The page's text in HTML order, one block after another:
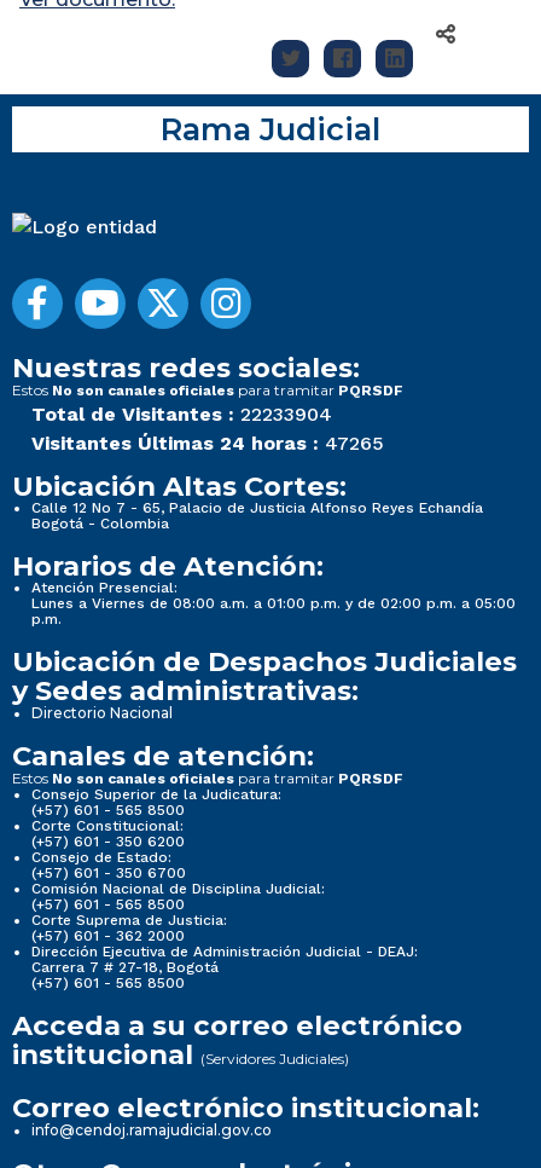
Rama Judicial
Nuestras redes sociales:
Estos No son canales oficiales para tramitar PQRSDF
Total de Visitantes : 22233904
Visitantes Últimas 24 horas : 47265
Ubicación Altas Cortes:
Calle 12 No 7 - 65, Palacio de Justicia Alfonso Reyes Echandía
Bogotá - Colombia
Horarios de Atención:
Atención Presencial:
Lunes a Viernes de 08:00 a.m. a 01:00 p.m. y de 02:00 p.m. a 05:00
p.m.
Ubicación de Despachos Judiciales
y Sedes administrativas:
Directorio Nacional
Canales de atención:
Estos No son canales oficiales para tramitar PQRSDF
Consejo Superior de la Judicatura:
(+57) 601 - 565 8500
Corte Constitucional:
(+57) 601 - 350 6200
Consejo de Estado:
(+57) 601 - 350 6700
Comisión Nacional de Disciplina Judicial:
(+57) 601 - 565 8500
Corte Suprema de Justicia:
(+57) 601 - 362 2000
Dirección Ejecutiva de Administración Judicial - DEAJ:
Carrera 7 # 27-18, Bogotá
(+57) 601 - 565 8500
Acceda a su correo electrónico
institucional (Servidores Judiciales)
Correo electrónico institucional:
info@cendoj.ramajudicial.gov.co